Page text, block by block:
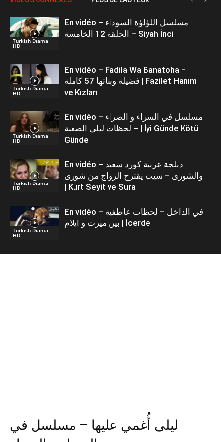
Turkish Drama
HD
En vidéo – مسلسل اللؤلؤة السوداء
الحلقة 12 الخامسة – Siyah İnci
Turkish Drama
HD
En vidéo – Fadila Wa Banatoha –
فضيلة وبناتها 57 كاملة | Fazilet Hanım
ve Kızları
Turkish Drama
HD
En vidéo – مسلسل في السراء و الضراء
– لحظات ليلى الصعبة | İyi Günde Kötü
Günde
Turkish Drama
HD
En vidéo – دبلجة عربية كورد سعيد
والشورى – سيت يقترح الزواج من شورى
| Kurt Seyit ve Sura
Turkish Drama
HD
En vidéo – في الداخل – لحظات عاطفية
بين ميرت و ايلام | İcerde
ليلى أُغمي عليها – مسلسل في